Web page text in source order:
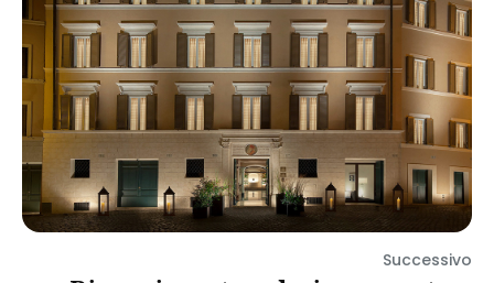
Successivo